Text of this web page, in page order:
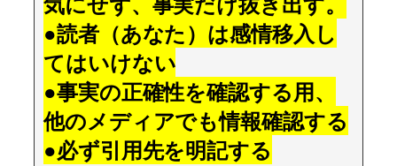
●読者（あなた）は感情移入し
てはいけない
●事実の正確性を確認する用、
他のメディアでも情報確認する
●必ず引用先を明記する